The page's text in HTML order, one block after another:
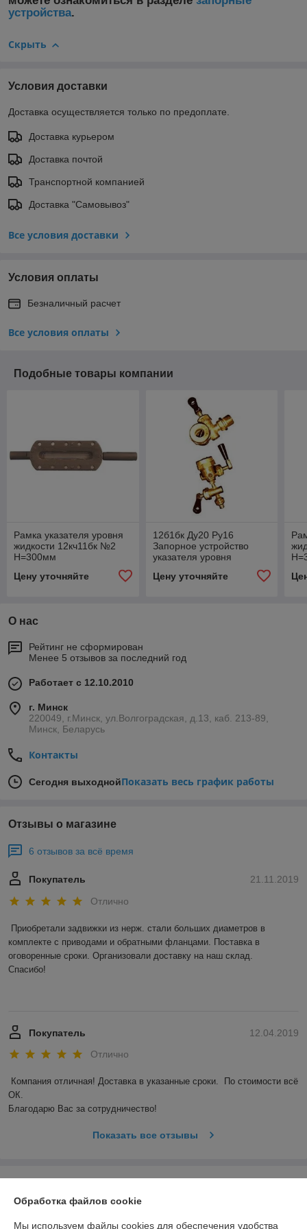
устройства.
Скрыть
Условия доставки
Доставка осуществляется только по предоплате.
Доставка курьером
Доставка почтой
Транспортной компанией
Доставка "Самовывоз"
Все условия доставки
Условия оплаты
Безналичный расчет
Все условия оплаты
Подобные товары компании
Рамка указателя уровня
жидкости 12кч11бк №2
H=300мм
Цену уточняйте
12б1бк Ду20 Ру16
Запорное устройство
указателя уровня
Присоединение
Цену уточняйте
О нас
Рейтинг не сформирован
Менее 5 отзывов за последний год
Работает с 12.10.2010
г. Минск
220049, г.Минск, ул.Волгоградская, д.13, каб. 213-89,
Минск, Беларусь
Контакты
Сегодня выходнойПоказать весь график работы
Отзывы о магазине
6 отзывов за всё время
21.11.2019
Покупатель
Отлично
Приобретали задвижки из нерж. стали больших диаметров в
комплекте с приводами и обратными фланцами. Поставка в
оговоренные сроки. Организовали доставку на наш склад.
Спасибо!
12.04.2019
Покупатель
Отлично
Компания отличная! Доставка в указанные сроки.  По стоимости всё
ОК.
Благодарю Вас за сотрудничество!
Показать все отзывы
О нас
Обработка файлов cookie
Мы используем файлы cookies для обеспечения удобства